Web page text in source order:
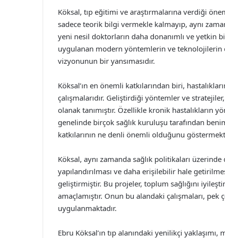
Köksal, tıp eğitimi ve araştırmalarına verdiği
sadece teorik bilgi vermekle kalmayıp, aynı
yeni nesil doktorların daha donanımlı ve yetkin
uygulanan modern yöntemlerin ve teknolojilerin
vizyonunun bir yansımasıdır.
Köksal’ın en önemli katkılarından biri,
çalışmalarıdır. Geliştirdiği yöntemler ve
olanak tanımıştır. Özellikle kronik hastalıkların
genelinde birçok sağlık kuruluşu tarafından
katkılarının ne denli önemli olduğunu
Köksal, aynı zamanda sağlık politikaları
yapılandırılması ve daha erişilebilir hale
geliştirmiştir. Bu projeler, toplum sağlığını
amaçlamıştır. Onun bu alandaki çalışmaları,
uygulanmaktadır.
Ebru Köksal’ın tıp alanındaki yenilikçi